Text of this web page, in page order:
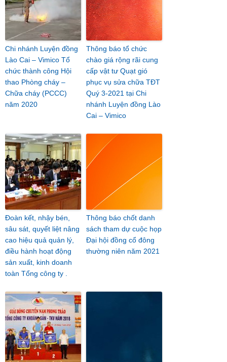
Chi nhánh Luyện đồng
Lào Cai – Vimico Tổ
chức thành công Hội
thao Phòng cháy –
Chữa cháy (PCCC)
năm 2020
Thông báo tổ chức
chào giá rộng rãi cung
cấp vật tư Quạt gió
phục vụ sửa chữa TĐT
Quý 3-2021 tại Chi
nhánh Luyện đồng Lào
Cai – Vimico
Đoàn kết, nhậy bén,
sâu sát, quyết liệt nâng
cao hiệu quả quản lý,
điều hành hoạt động
sản xuất, kinh doanh
toàn Tổng công ty .
Thông báo chốt danh
sách tham dự cuộc họp
Đại hội đồng cổ đông
thường niên năm 2021